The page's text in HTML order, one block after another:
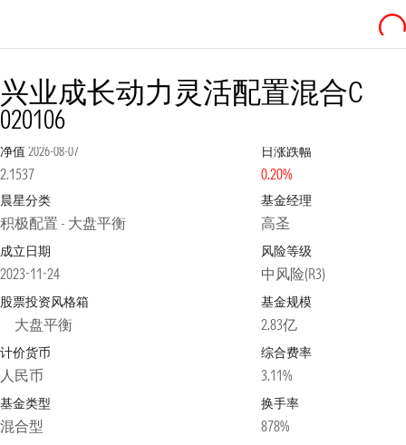
兴业成长动力灵活配置混合C
020106
净值 2026-08-07
2.1537
日涨跌幅
0.20%
晨星分类
积极配置 - 大盘平衡
基金经理
高圣
成立日期
2023-11-24
风险等级
中风险(R3)
股票投资风格箱
大盘平衡
基金规模
2.83亿
计价货币
人民币
综合费率
3.11%
基金类型
混合型
换手率
878%